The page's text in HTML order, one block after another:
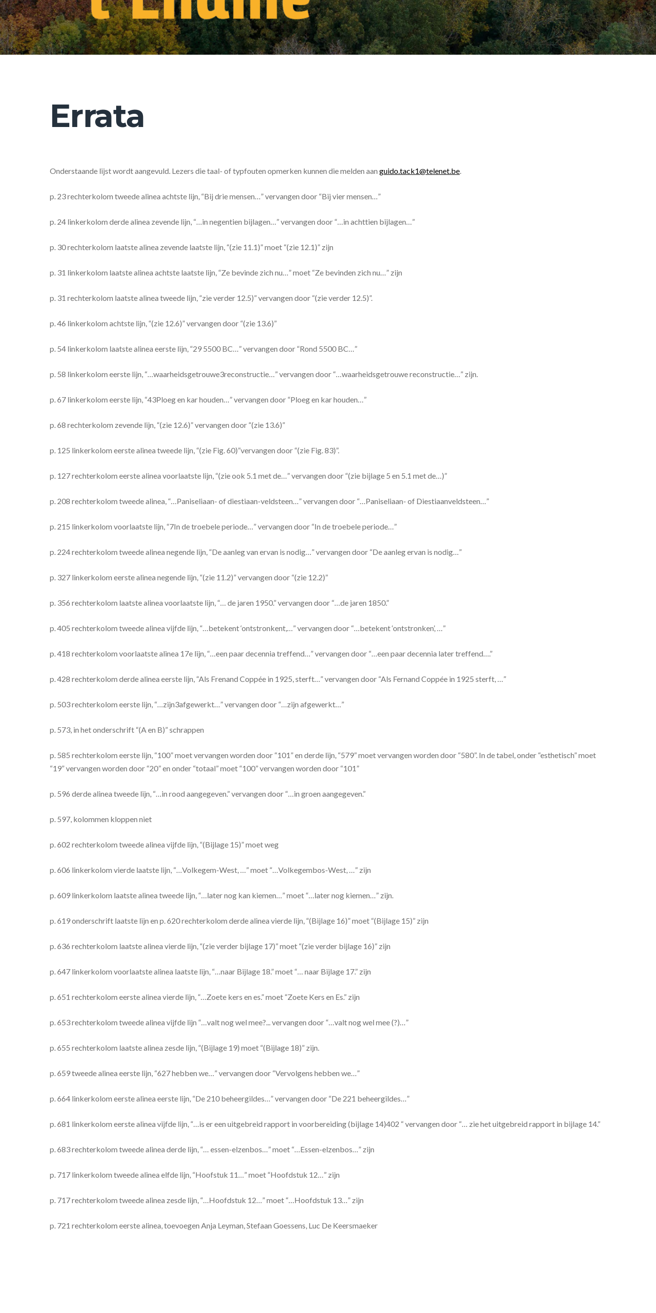
Errata
Onderstaande lijst wordt aangevuld. Lezers die taal- of typfouten opmerken kunnen die melden aan guido.tack1@telenet.be
p. 23 rechterkolom tweede alinea achtste lijn, “Bij drie mensen…” vervangen door “Bij vier mensen…”
p. 24 linkerkolom derde alinea zevende lijn, “…in negentien bijlagen…” vervangen door “…in achttien bijlagen…”
p. 30 rechterkolom laatste alinea zevende laatste lijn, “(zie 11.1)” moet “(zie 12.1)” zijn
p. 31 linkerkolom laatste alinea achtste laatste lijn, “Ze bevinde zich nu…” moet “Ze bevinden zich nu…” zijn
p. 31 rechterkolom laatste alinea tweede lijn, “zie verder 12.5)” vervangen door “(zie verder 12.5)”.
p. 46 linkerkolom achtste lijn, “(zie 12.6)” vervangen door “(zie 13.6)”
p. 54 linkerkolom laatste alinea eerste lijn, “29 5500 BC…” vervangen door “Rond 5500 BC…”
p. 58 linkerkolom eerste lijn, “…waarheidsgetrouwe3reconstructie…” vervangen door “…waarheidsgetrouwe reconstructie…” zijn.
p. 67 linkerkolom eerste lijn, “43Ploeg en kar houden…” vervangen door “Ploeg en kar houden…”
p. 68 rechterkolom zevende lijn, “(zie 12.6)” vervangen door “(zie 13.6)”
p. 125 linkerkolom eerste alinea tweede lijn, “(zie Fig. 60)”vervangen door “(zie Fig. 83)”.
p. 127 rechterkolom eerste alinea voorlaatste lijn, “(zie ook 5.1 met de…” vervangen door “(zie bijlage 5 en 5.1 met de…)”
p. 208 rechterkolom tweede alinea, “…Paniseliaan- of diestiaan-veldsteen…” vervangen door “…Paniseliaan- of Diestiaanveldsteen…”
p. 215 linkerkolom voorlaatste lijn, “7In de troebele periode…” vervangen door “In de troebele periode…”
p. 224 rechterkolom tweede alinea negende lijn, “De aanleg van ervan is nodig…” vervangen door “De aanleg ervan is nodig…”
p. 327 linkerkolom eerste alinea negende lijn, “(zie 11.2)” vervangen door “(zie 12.2)”
p. 356 rechterkolom laatste alinea voorlaatste lijn, “… de jaren 1950.” vervangen door “…de jaren 1850.”
p. 405 rechterkolom tweede alinea vijfde lijn, “…betekent ‘ontstronkent,…” vervangen door “…betekent ‘ontstronken’, …”
p. 418 rechterkolom voorlaatste alinea 17e lijn, “…een paar decennia treffend…” vervangen door “…een paar decennia later treffend….”
p. 428 rechterkolom derde alinea eerste lijn, “Als Frenand Coppée in 1925, sterft…” vervangen door “Als Fernand Coppée in 1925 sterft, …”
p. 503 rechterkolom eerste lijn, “…zijn3afgewerkt…” vervangen door “…zijn afgewerkt…”
p. 573, in het onderschrift “(A en B)” schrappen
p. 585 rechterkolom eerste lijn, “100” moet vervangen worden door “101” en derde lijn, “579” moet vervangen worden door “580”. In de tabel, onder “esthetisch” moet
“19” vervangen worden door “20” en onder “totaal” moet “100” vervangen worden door “101”
p. 596 derde alinea tweede lijn, “…in rood aangegeven.” vervangen door “…in groen aangegeven.”
p. 597, kolommen kloppen niet
p. 602 rechterkolom tweede alinea vijfde lijn, “(Bijlage 15)” moet weg
p. 606 linkerkolom vierde laatste lijn, “…Volkegem-West, …” moet “…Volkegembos-West, …” zijn
p. 609 linkerkolom laatste alinea tweede lijn, “…later nog kan kiemen…” moet “…later nog kiemen…” zijn.
p. 619 onderschrift laatste lijn en p. 620 rechterkolom derde alinea vierde lijn, “(Bijlage 16)” moet “(Bijlage 15)” zijn
p. 636 rechterkolom laatste alinea vierde lijn, “(zie verder bijlage 17)” moet “(zie verder bijlage 16)” zijn
p. 647 linkerkolom voorlaatste alinea laatste lijn, “…naar Bijlage 18.” moet “… naar Bijlage 17.” zijn
p. 651 rechterkolom eerste alinea vierde lijn, “…Zoete kers en es.” moet “Zoete Kers en Es.” zijn
p. 653 rechterkolom tweede alinea vijfde lijn “…valt nog wel mee?... vervangen door “…valt nog wel mee (?)…”
p. 655 rechterkolom laatste alinea zesde lijn, “(Bijlage 19) moet “(Bijlage 18)” zijn.
p. 659 tweede alinea eerste lijn, “627 hebben we…” vervangen door “Vervolgens hebben we…”
p. 664 linkerkolom eerste alinea eerste lijn, “De 210 beheergildes…” vervangen door “De 221 beheergildes…”
p. 681 linkerkolom eerste alinea vijfde lijn, “…is er een uitgebreid rapport in voorbereiding (bijlage 14)402 “ vervangen door “… zie het uitgebreid rapport in bijlage 14.”
p. 683 rechterkolom tweede alinea derde lijn, “… essen-elzenbos…” moet “…Essen-elzenbos…” zijn
p. 717 linkerkolom tweede alinea elfde lijn, “Hoofstuk 11…” moet “Hoofdstuk 12…” zijn
p. 717 rechterkolom tweede alinea zesde lijn, “…Hoofdstuk 12…” moet “…Hoofdstuk 13…” zijn
p. 721 rechterkolom eerste alinea, toevoegen Anja Leyman, Stefaan Goessens, Luc De Keersmaeker